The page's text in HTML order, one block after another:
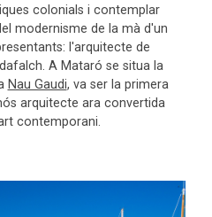
colonials i contemplar
modernisme de la mà d'un
l'arquitecte de
A Mataró se situa la
Nau Gaudi, va ser la primera
arquitecte ara convertida
contemporani.